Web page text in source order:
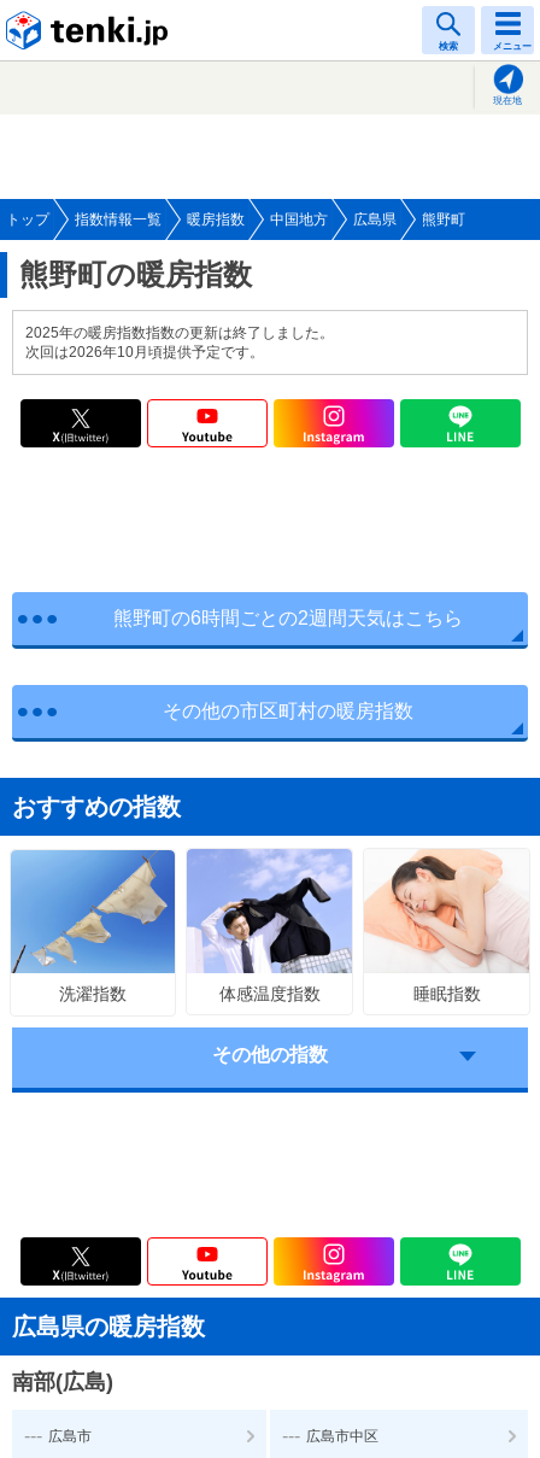
検索 メニュー
現在地
トップ 指数情報一覧 暖房指数 中国地方 広島県 熊野町
熊野町の暖房指数
2025年の暖房指数指数の更新は終了しました。
次回は2026年10月頃提供予定です。
熊野町の6時間ごとの2週間天気はこちら
その他の市区町村の暖房指数
おすすめの指数
洗濯指数 体感温度指数 睡眠指数
その他の指数
広島県の暖房指数
南部(広島)
--- 広島市 --- 広島市中区